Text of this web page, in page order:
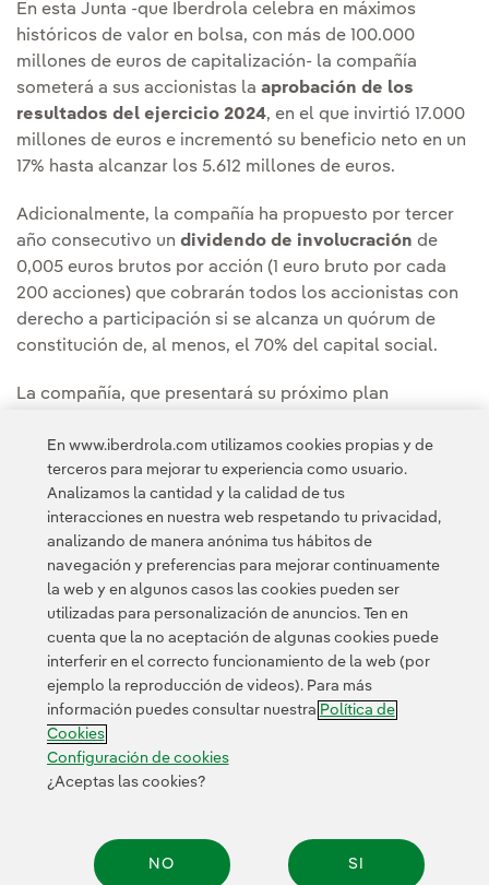
En esta Junta -que Iberdrola celebra en máximos
históricos de valor en bolsa, con más de 100.000
millones de euros de capitalización- la compañía
someterá a sus accionistas la aprobación de los
resultados del ejercicio 2024, en el que invirtió 17.000
millones de euros e incrementó su beneficio neto en un
17% hasta alcanzar los 5.612 millones de euros.
Adicionalmente, la compañía ha propuesto por tercer
año consecutivo un dividendo de involucración de
0,005 euros brutos por acción (1 euro bruto por cada
200 acciones) que cobrarán todos los accionistas con
derecho a participación si se alcanza un quórum de
constitución de, al menos, el 70% del capital social.
La compañía, que presentará su próximo plan
sus inversiones para impulsar la electrificación de la
economía y poder así avanzar en la autonomía
energética.
Contacta Clientes Política de Privacidad Información legal
Política de cookies
Canal de denuncias
En www.iberdrola.com utilizamos cookies propias y de
terceros para mejorar tu experiencia como usuario.
Analizamos la cantidad y la calidad de tus
interacciones en nuestra web respetando tu privacidad,
analizando de manera anónima tus hábitos de
navegación y preferencias para mejorar continuamente
la web y en algunos casos las cookies pueden ser
utilizadas para personalización de anuncios. Ten en
cuenta que la no aceptación de algunas cookies puede
interferir en el correcto funcionamiento de la web (por
ejemplo la reproducción de videos). Para más
información puedes consultar nuestra Política de
Cookies
Configuración de cookies
¿Aceptas las cookies?
NO SI